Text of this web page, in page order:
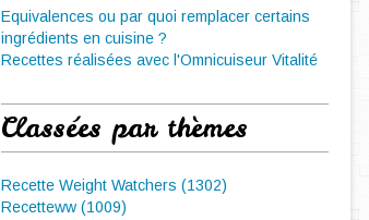
Equivalences ou par quoi remplacer certains
ingrédients en cuisine ?
Recettes réalisées avec l'Omnicuiseur Vitalité
Classées par thèmes
Recette Weight Watchers (1302)
Recetteww (1009)